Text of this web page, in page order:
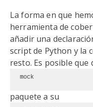
La forma en que
herramienta de
añadir una
script de Python y la
resto. Es posible que
mock
paquete a su